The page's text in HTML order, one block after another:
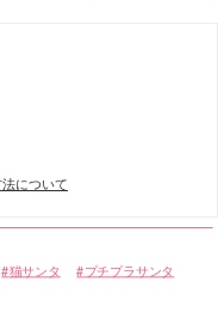
について
猫サンタ プチプラサンタ